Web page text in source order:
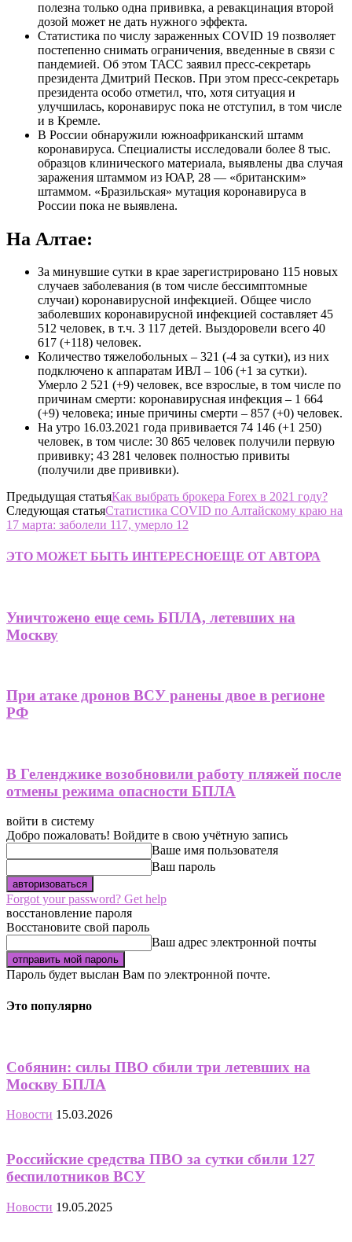
полезна только одна прививка, а ревакцинация второй
дозой может не дать нужного эффекта.
Статистика по числу зараженных COVID 19 позволяет
постепенно снимать ограничения, введенные в связи с
пандемией. Об этом ТАСС заявил пресс-секретарь
президента Дмитрий Песков. При этом пресс-секретарь
президента особо отметил, что, хотя ситуация и
улучшилась, коронавирус пока не отступил, в том числе
и в Кремле.
В России обнаружили южноафриканский штамм
коронавируса. Специалисты исследовали более 8 тыс.
образцов клинического материала, выявлены два случая
заражения штаммом из ЮАР, 28 — «британским»
штаммом. «Бразильская» мутация коронавируса в
России пока не выявлена.
На Алтае:
За минувшие сутки в крае зарегистрировано 115 новых
случаев заболевания (в том числе бессимптомные
случаи) коронавирусной инфекцией. Общее число
заболевших коронавирусной инфекцией составляет 45
512 человек, в т.ч. 3 117 детей. Выздоровели всего 40
617 (+118) человек.
Количество тяжелобольных – 321 (-4 за сутки), из них
подключено к аппаратам ИВЛ – 106 (+1 за сутки).
Умерло 2 521 (+9) человек, все взрослые, в том числе по
причинам смерти: коронавирусная инфекция – 1 664
(+9) человека; иные причины смерти – 857 (+0) человек.
На утро 16.03.2021 года прививается 74 146 (+1 250)
человек, в том числе: 30 865 человек получили первую
прививку; 43 281 человек полностью привиты
(получили две прививки).
Предыдущая статьяКак выбрать брокера Forex в 2021 году?
Следующая статьяСтатистика COVID по Алтайскому краю на
17 марта: заболели 117, умерло 12
ЭТО МОЖЕТ БЫТЬ ИНТЕРЕСНОЕЩЕ ОТ АВТОРА
Уничтожено еще семь БПЛА, летевших на
Москву
При атаке дронов ВСУ ранены двое в регионе
РФ
В Геленджике возобновили работу пляжей после
отмены режима опасности БПЛА
войти в систему
Добро пожаловать! Войдите в свою учётную запись
Ваше имя пользователя
Ваш пароль
Forgot your password? Get help
восстановление пароля
Восстановите свой пароль
Ваш адрес электронной почты
Пароль будет выслан Вам по электронной почте.
Это популярно
Собянин: силы ПВО сбили три летевших на
Москву БПЛА
Новости 15.03.2026
Российские средства ПВО за сутки сбили 127
беспилотников ВСУ
Новости 19.05.2025